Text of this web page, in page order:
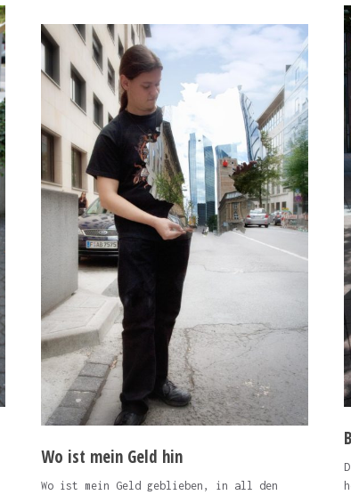
Wo ist mein Geld hin
Wo ist mein Geld geblieben, in all den